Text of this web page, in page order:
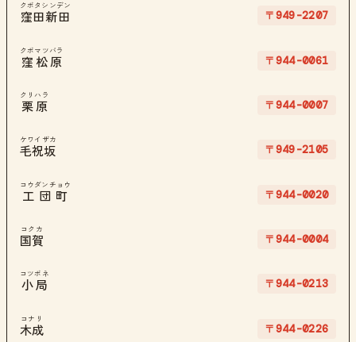
窪田新田
クボタシンデン
〒949-2207
窪松原
クボマツバラ
〒944-0061
栗原
クリハラ
〒944-0007
毛祝坂
ケワイザカ
〒949-2105
工団町
コウダンチョウ
〒944-0020
国賀
コクカ
〒944-0004
小局
コツボネ
〒944-0213
木成
コナリ
〒944-0226